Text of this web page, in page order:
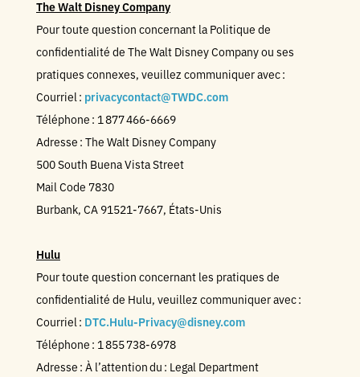
The Walt Disney Company
Pour toute question concernant la Politique de
confidentialité de The Walt Disney Company ou ses
pratiques connexes, veuillez communiquer avec :
Courriel : privacycontact@TWDC.com
Téléphone : 1 877 466-6669
Adresse : The Walt Disney Company
500 South Buena Vista Street
Mail Code 7830
Burbank, CA 91521-7667, États-Unis
Hulu
Pour toute question concernant les pratiques de
confidentialité de Hulu, veuillez communiquer avec :
Courriel : DTC.Hulu-Privacy@disney.com
Téléphone : 1 855 738-6978
Adresse : À l’attention du : Legal Department